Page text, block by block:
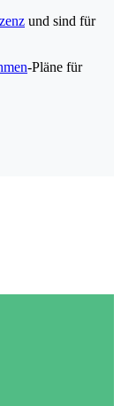
und sind für
-Pläne für